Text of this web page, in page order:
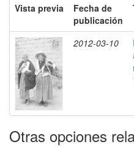
Vista previa
Fecha de
publicación
2012-03-10
Otras opciones